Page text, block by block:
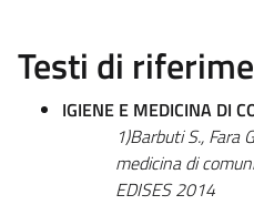
Testi di
IGIENE E MEDICINA DI
1)Barbuti S., Fara
medicina di
EDISES 2014